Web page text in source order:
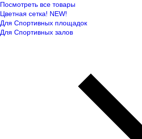
Посмотреть все товары
Цветная сетка! NEW!
Для Спортивных площадок
Для Спортивных залов